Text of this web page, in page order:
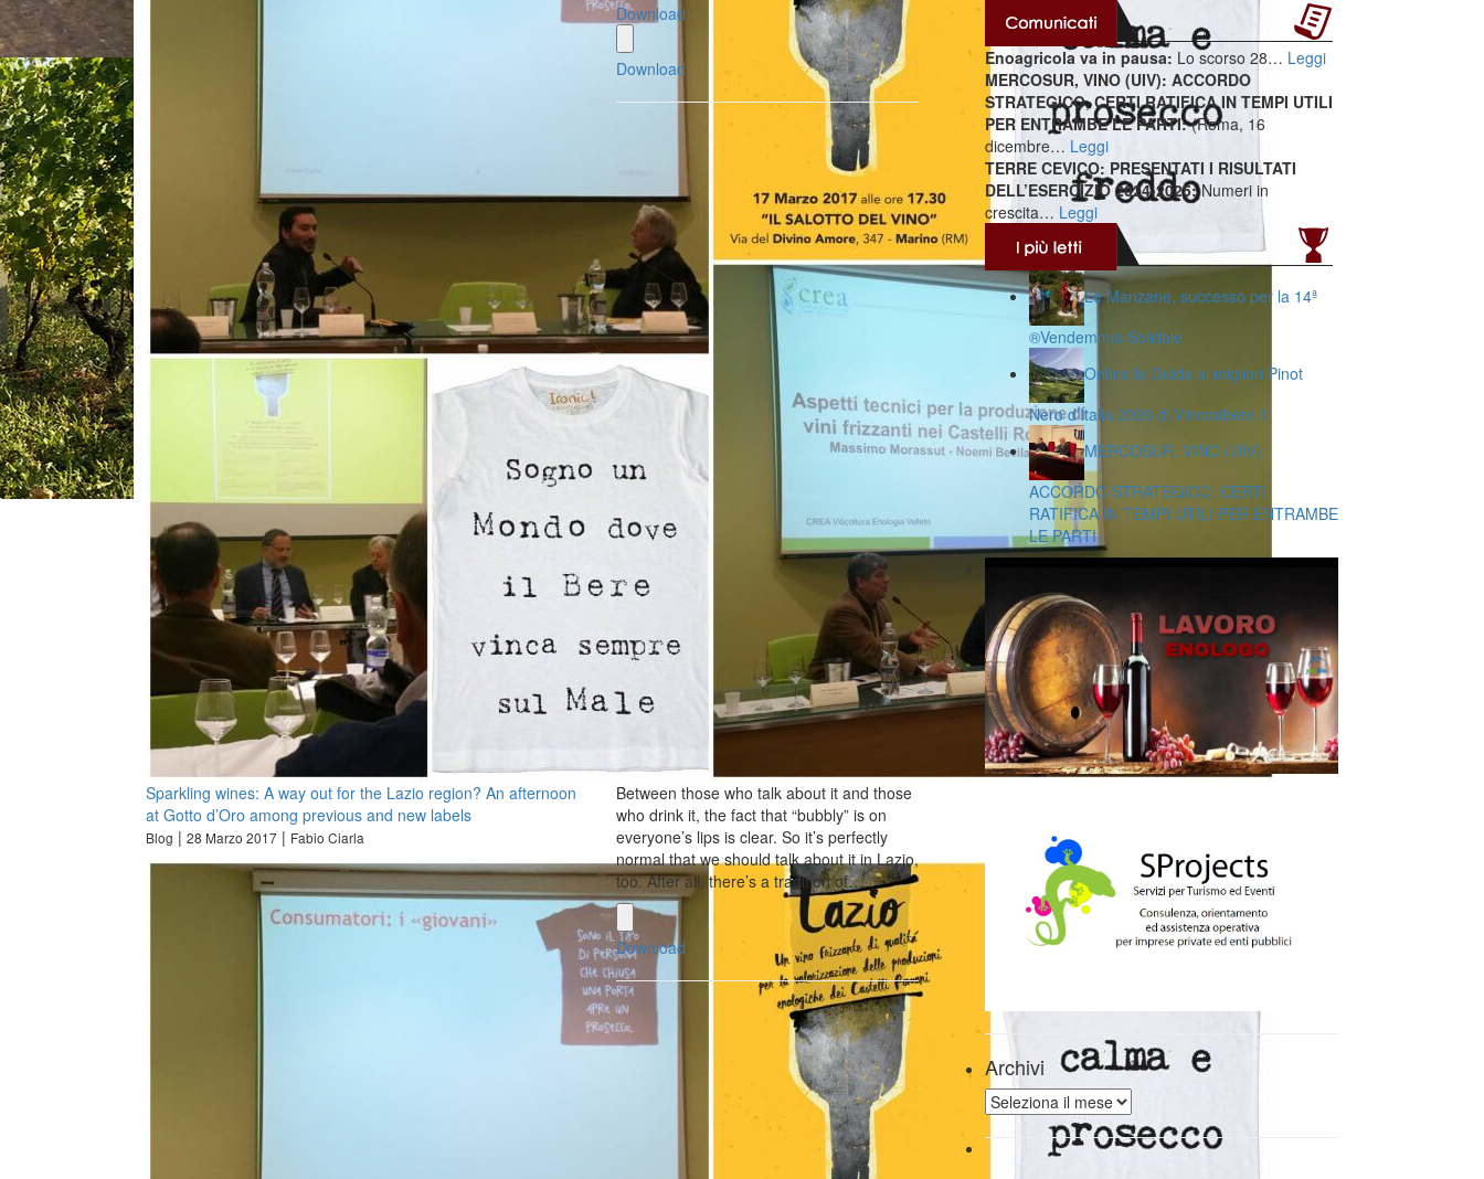
Download
Download
Sparkling wines: A way out for the Lazio region? An afternoon
at Gotto d’Oro among previous and new labels
Blog | 28 Marzo 2017 | Fabio Ciarla
Between those who talk about it and those
who drink it, the fact that “bubbly” is on
everyone’s lips is clear. So it’s perfectly
normal that we should talk about it in Lazio,
too. After all, there’s a tradition of…
Download
Enoagricola va in pausa: Lo scorso 28… Leggi
MERCOSUR, VINO (UIV): ACCORDO
STRATEGICO, CERTI RATIFICA IN TEMPI UTILI
PER ENTRAMBE LE PARTI:(Roma, 16
dicembre… Leggi
TERRE CEVICO: PRESENTATI I RISULTATI
DELL’ESERCIZIO 2024-2025:Numeri in
crescita… Leggi
Le Manzane, successo per la 14ª
®️Vendemmia Solidale
Online la Guida ai migliori Pinot
Nero d’Italia 2026 di Vinodabere.it
MERCOSUR, VINO (UIV):
ACCORDO STRATEGICO, CERTI
RATIFICA IN TEMPI UTILI PER ENTRAMBE
LE PARTI
Archivi
Archivi